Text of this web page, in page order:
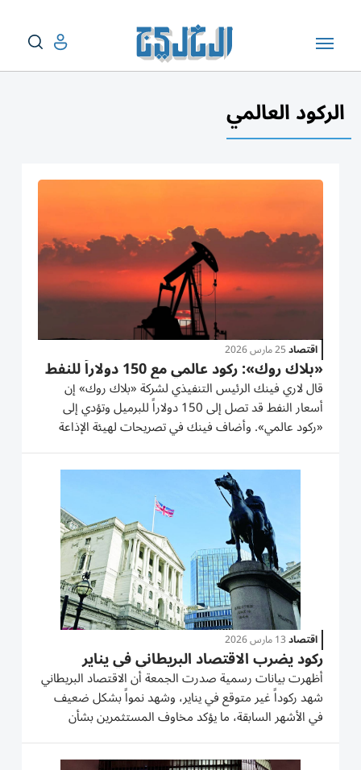
الركود العالمي
اقتصاد25 مارس 2026
«بلاك روك»: ركود عالمي مع 150 دولاراً للنفط
قال لاري فينك الرئيس التنفيذي لشركة «بلاك روك» إن
أسعار النفط قد ‌تصل إلى 150 دولاراً للبرميل وتؤدي إلى
«ركود عالمي». وأضاف فينك في ‌تصريحات لهيئة الإذاعة
البريطانية (بي.بي.سي)، الأربعاء: «إذا ظلت إيران تشكل
تهديداً للتجارة، ولمضيق ‌هرمز، والتعايش السلمي في منطقة
اقتصاد13 مارس 2026
ركود يضرب الاقتصاد البريطاني في يناير
أظهرت بيانات رسمية صدرت الجمعة أن الاقتصاد البريطاني
شهد ركوداً غير متوقع في يناير، وشهد نمواً بشكل ضعيف
في الأشهر السابقة، ما يؤكد مخاوف المستثمرين بشأن
تعرضه للتداعيات الاقتصادية للحرب في إيران. تشير هذه
الأرقام إلى أن الناتج المحلي الإجمالي البريطاني ظل ثابتاً